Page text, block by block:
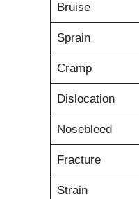
Bruise
Sprain
Cramp
Dislocation
Nosebleed
Fracture
Strain